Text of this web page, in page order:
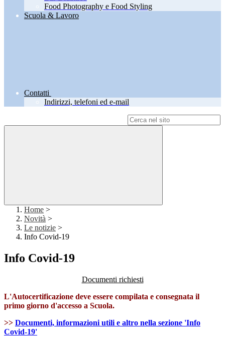
Food Photography e Food Styling
Scuola & Lavoro
Contatti
Indirizzi, telefoni ed e-mail
Home >
Novità >
Le notizie >
Info Covid-19
Info Covid-19
Documenti richiesti
L'Autocertificazione deve essere compilata e consegnata il
primo giorno d'accesso a Scuola.
>> Documenti, informazioni utili e altro nella sezione 'Info
Covid-19'